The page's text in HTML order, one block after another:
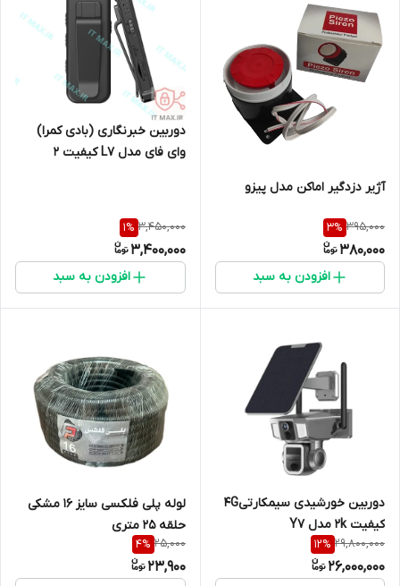
آژیر دزدگیر اماکن مدل پیزو
395,000
3%
380,000
افزودن به سبد
دوربین خبرنگاری (بادی کمرا)
وای فای مدل L7 کیفیت 2
3,450,000
1%
3,400,000
افزودن به سبد
دوربین خورشیدی سیمکارتی۴G
کیفیت ۲k مدل Y7
29,800,000
12%
26,000,000
لوله پلی فلکسی سایز 16 مشکی
حلقه 25 متری
25,000
4%
23,900